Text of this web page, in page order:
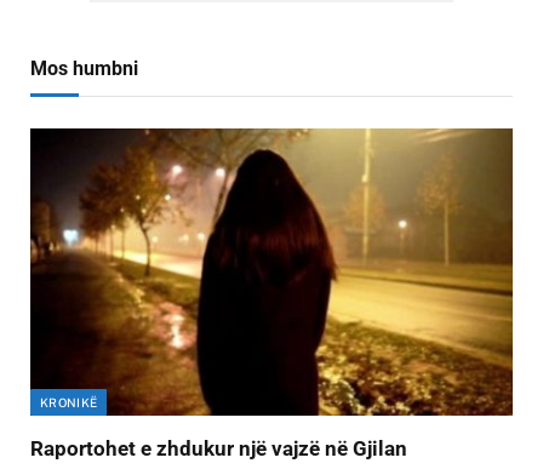
Mos humbni
KRONIKË
Raportohet e zhdukur një vajzë në Gjilan